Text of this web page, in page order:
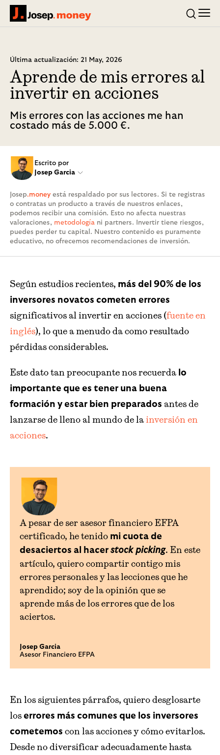
Josep.money Buscar
Última actualización: 21 May, 2026
Aprende de mis errores al
invertir en acciones
Mis errores con las acciones me han
costado más de 5.000 €.
Escrito por
Josep Garcia
Josep.money está respaldado por sus lectores. Si te registras
o contratas un producto a través de nuestros enlaces,
podemos recibir una comisión. Esto no afecta nuestras
valoraciones, metodología ni partners. Invertir tiene riesgos,
puedes perder tu capital. Nuestro contenido es puramente
educativo, no ofrecemos recomendaciones de inversión.
Según estudios recientes, más del 90% de los
inversores novatos cometen errores
significativos al invertir en acciones (fuente en
inglés), lo que a menudo da como resultado
pérdidas considerables.
Este dato tan preocupante nos recuerda lo
importante que es tener una buena
formación y estar bien preparados antes de
lanzarse de lleno al mundo de lainversión en
acciones.
A pesar de ser asesor financiero EFPA
certificado, he tenido mi cuota de
desaciertos al hacer stock picking. En este
artículo, quiero compartir contigo mis
errores personales y las lecciones que he
aprendido; soy de la opinión que se
aprende más de los errores que de los
aciertos.
Josep Garcia
Asesor Financiero EFPA
En los siguientes párrafos, quiero desglosarte
los errores más comunes que los inversores
cometemos con las acciones y cómo evitarlos.
Desde no diversificar adecuadamente hasta